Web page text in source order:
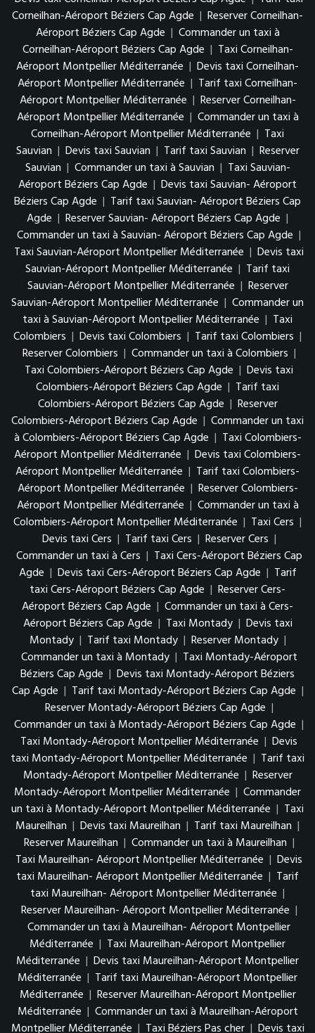
Corneilhan-Aéroport Béziers Cap Agde | Reserver Corneilhan-
Aéroport Béziers Cap Agde | Commander un taxi à
Corneilhan-Aéroport Béziers Cap Agde | Taxi Corneilhan-
Aéroport Montpellier Méditerranée | Devis taxi Corneilhan-
Aéroport Montpellier Méditerranée | Tarif taxi Corneilhan-
Aéroport Montpellier Méditerranée | Reserver Corneilhan-
Aéroport Montpellier Méditerranée | Commander un taxi à
Corneilhan-Aéroport Montpellier Méditerranée | Taxi
Sauvian | Devis taxi Sauvian | Tarif taxi Sauvian | Reserver
Sauvian | Commander un taxi à Sauvian | Taxi Sauvian-
Aéroport Béziers Cap Agde | Devis taxi Sauvian- Aéroport
Béziers Cap Agde | Tarif taxi Sauvian- Aéroport Béziers Cap
Agde | Reserver Sauvian- Aéroport Béziers Cap Agde |
Commander un taxi à Sauvian- Aéroport Béziers Cap Agde |
Taxi Sauvian-Aéroport Montpellier Méditerranée | Devis taxi
Sauvian-Aéroport Montpellier Méditerranée | Tarif taxi
Sauvian-Aéroport Montpellier Méditerranée | Reserver
Sauvian-Aéroport Montpellier Méditerranée | Commander un
taxi à Sauvian-Aéroport Montpellier Méditerranée | Taxi
Colombiers | Devis taxi Colombiers | Tarif taxi Colombiers |
Reserver Colombiers | Commander un taxi à Colombiers |
Taxi Colombiers-Aéroport Béziers Cap Agde | Devis taxi
Colombiers-Aéroport Béziers Cap Agde | Tarif taxi
Colombiers-Aéroport Béziers Cap Agde | Reserver
Colombiers-Aéroport Béziers Cap Agde | Commander un taxi
à Colombiers-Aéroport Béziers Cap Agde | Taxi Colombiers-
Aéroport Montpellier Méditerranée | Devis taxi Colombiers-
Aéroport Montpellier Méditerranée | Tarif taxi Colombiers-
Aéroport Montpellier Méditerranée | Reserver Colombiers-
Aéroport Montpellier Méditerranée | Commander un taxi à
Colombiers-Aéroport Montpellier Méditerranée | Taxi Cers |
Devis taxi Cers | Tarif taxi Cers | Reserver Cers |
Commander un taxi à Cers | Taxi Cers-Aéroport Béziers Cap
Agde | Devis taxi Cers-Aéroport Béziers Cap Agde | Tarif
taxi Cers-Aéroport Béziers Cap Agde | Reserver Cers-
Aéroport Béziers Cap Agde | Commander un taxi à Cers-
Aéroport Béziers Cap Agde | Taxi Montady | Devis taxi
Montady | Tarif taxi Montady | Reserver Montady |
Commander un taxi à Montady | Taxi Montady-Aéroport
Béziers Cap Agde | Devis taxi Montady-Aéroport Béziers
Cap Agde | Tarif taxi Montady-Aéroport Béziers Cap Agde |
Reserver Montady-Aéroport Béziers Cap Agde |
Commander un taxi à Montady-Aéroport Béziers Cap Agde |
Taxi Montady-Aéroport Montpellier Méditerranée | Devis
taxi Montady-Aéroport Montpellier Méditerranée | Tarif taxi
Montady-Aéroport Montpellier Méditerranée | Reserver
Montady-Aéroport Montpellier Méditerranée | Commander
un taxi à Montady-Aéroport Montpellier Méditerranée | Taxi
Maureilhan | Devis taxi Maureilhan | Tarif taxi Maureilhan |
Reserver Maureilhan | Commander un taxi à Maureilhan |
Taxi Maureilhan- Aéroport Montpellier Méditerranée | Devis
taxi Maureilhan- Aéroport Montpellier Méditerranée | Tarif
taxi Maureilhan- Aéroport Montpellier Méditerranée |
Reserver Maureilhan- Aéroport Montpellier Méditerranée |
Commander un taxi à Maureilhan- Aéroport Montpellier
Méditerranée | Taxi Maureilhan-Aéroport Montpellier
Méditerranée | Devis taxi Maureilhan-Aéroport Montpellier
Méditerranée | Tarif taxi Maureilhan-Aéroport Montpellier
Méditerranée | Reserver Maureilhan-Aéroport Montpellier
Méditerranée | Commander un taxi à Maureilhan-Aéroport
Montpellier Méditerranée | Taxi Béziers Pas cher | Devis taxi